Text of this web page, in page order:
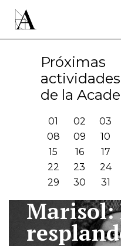
Próximas
actividades
de la
01 02 03
08
09 10
15
16 17
22
23 24
29
30 31
Marisol:
ÚNETE A LA